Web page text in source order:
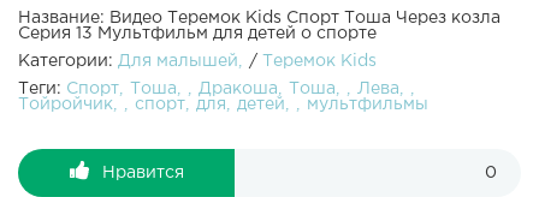
Название: Видео Теремок Kids Спорт Тоша Через козла
Серия 13 Мультфильм для детей о спорте
Категории: Для малышей /
Теремок Kids
Теги: Спорт Тоша Дракоша Тоша
Лева
Тойройчик
спорт для детей мультфильмы
Нравится 0